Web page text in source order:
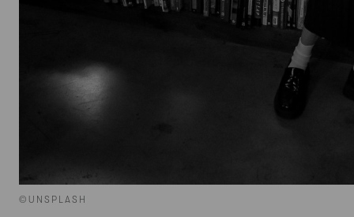
©UNSPLASH